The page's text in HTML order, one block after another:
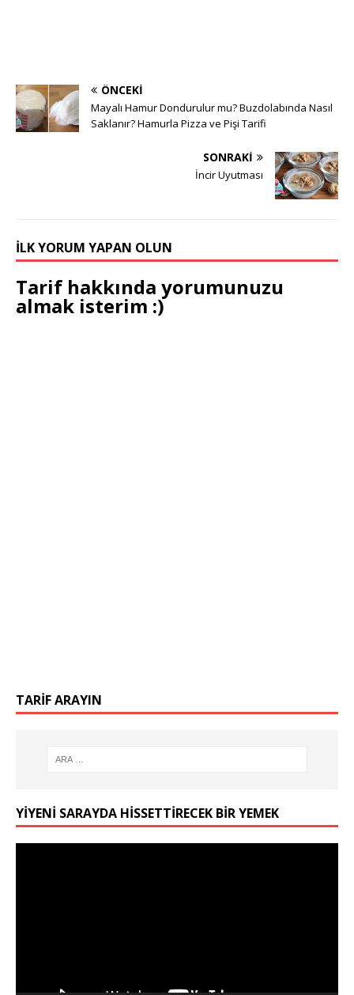
ÖNCEKI
Mayalı Hamur Dondurulur mu? Buzdolabında Nasıl
Saklanır? Hamurla Pizza ve Pişi Tarifi
SONRAKI
İncir Uyutması
İLK YORUM YAPAN OLUN
Tarif hakkında yorumunuzu
almak isterim :)
TARIF ARAYIN
YIYENI SARAYDA HISSETTIRECEK BIR YEMEK